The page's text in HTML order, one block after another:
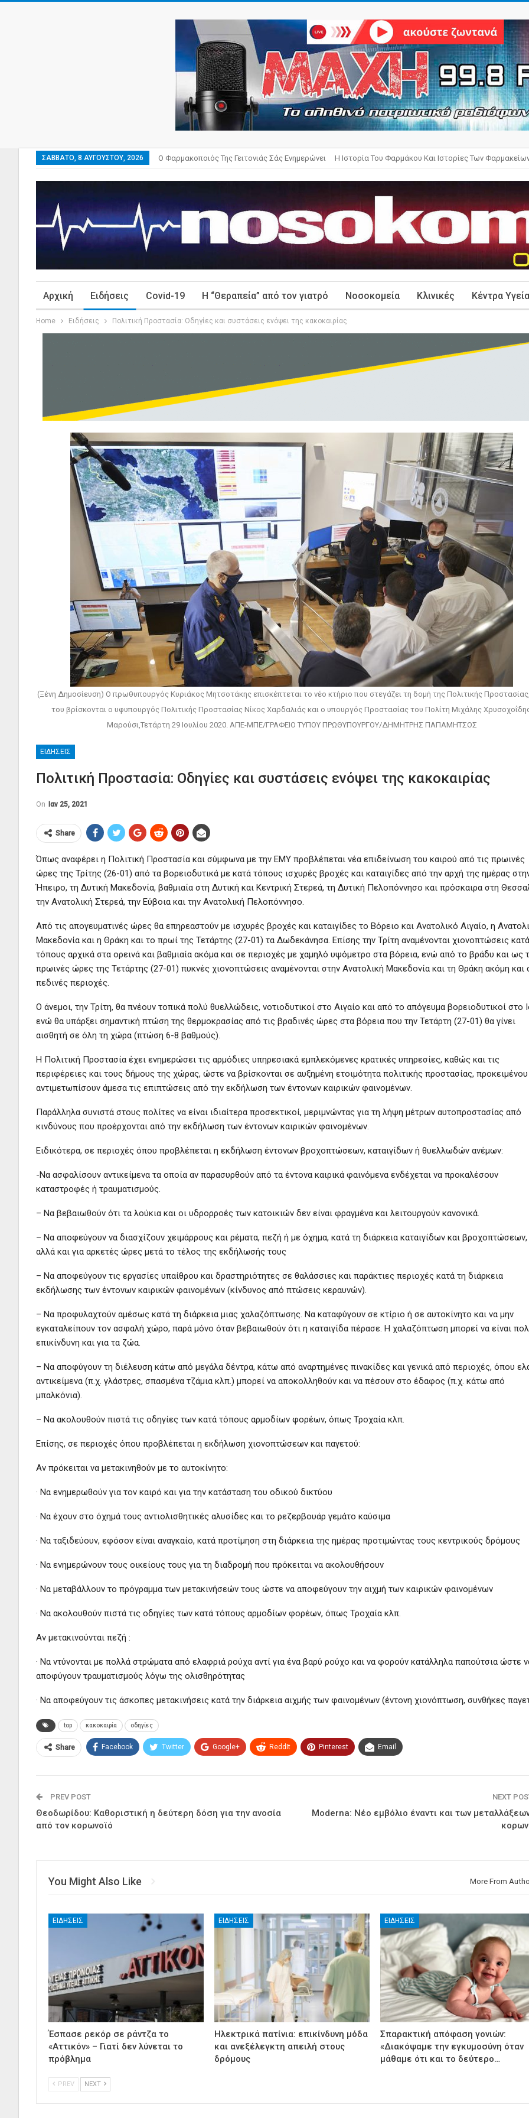
ΣΆΒΒΑΤΟ, 8 ΑΥΓΟΎΣΤΟΥ, 2026 Ο Φαρμακοποιός Της Γειτονιάς Σάς Ενημερώνει Η Ιστορία Του Φαρμάκου Και Ιστορίες Των
Αρχική Ειδήσεις Covid-19 Η “Θεραπεία” από τον γιατρό Νοσοκομεία Κλινικές Κέντρα
Home Ειδήσεις Πολιτική Προστασία: Οδηγίες και συστάσεις ενόψει της κακοκαιρίας
(Ξένη Δημοσίευση) O πρωθυπουργός Κυριάκος Μητσοτάκης επισκέπτεται το νέο κτήριο που στεγάζει τη δομή της Πολιτικής
του βρίσκονται ο υφυπουργός Πολιτικής Προστασίας Νίκος Χαρδαλιάς και ο υπουργός Προστασίας του Πολίτη Μιχάλης
Μαρούσι,Τετάρτη 29 Ιουλίου 2020. ΑΠΕ-ΜΠΕ/ΓΡΑΦΕΙΟ ΤΥΠΟΥ ΠΡΩΘΥΠΟΥΡΓΟΥ/ΔΗΜΗΤΡΗΣ ΠΑΠΑΜΗΤΣΟΣ
ΕΙΔΉΣΕΙΣ
Πολιτική Προστασία: Οδηγίες και συστάσεις ενόψει της κακοκαιρίας
On Ιαν 25, 2021
Share
Όπως αναφέρει η Πολιτική Προστασία και σύμφωνα με την ΕΜΥ προβλέπεται νέα επιδείνωση του καιρού από τις πρωινές
ώρες της Τρίτης (26-01) από τα βορειοδυτικά με κατά τόπους ισχυρές βροχές και καταιγίδες από την αρχή της ημέρας
Ήπειρο, τη Δυτική Μακεδονία, βαθμιαία στη Δυτική και Κεντρική Στερεά, τη Δυτική Πελοπόννησο και πρόσκαιρα στη
την Ανατολική Στερεά, την Εύβοια και την Ανατολική Πελοπόννησο.
Από τις απογευματινές ώρες θα επηρεαστούν με ισχυρές βροχές και καταιγίδες το Βόρειο και Ανατολικό Αιγαίο, η
Μακεδονία και η Θράκη και το πρωί της Τετάρτης (27-01) τα Δωδεκάνησα. Επίσης την Τρίτη αναμένονται χιονοπτώσεις κατά
τόπους αρχικά στα ορεινά και βαθμιαία ακόμα και σε περιοχές με χαμηλό υψόμετρο στα βόρεια, ενώ από το βράδυ και ως
πρωινές ώρες της Τετάρτης (27-01) πυκνές χιονοπτώσεις αναμένονται στην Ανατολική Μακεδονία και τη Θράκη ακόμη και
πεδινές περιοχές.
Ο άνεμοι, την Τρίτη, θα πνέουν τοπικά πολύ θυελλώδεις, νοτιοδυτικοί στο Αιγαίο και από το απόγευμα βορειοδυτικοί στο
ενώ θα υπάρξει σημαντική πτώση της θερμοκρασίας από τις βραδινές ώρες στα βόρεια που την Τετάρτη (27-01) θα γίνει
αισθητή σε όλη τη χώρα (πτώση 6-8 βαθμούς).
Η Πολιτική Προστασία έχει ενημερώσει τις αρμόδιες υπηρεσιακά εμπλεκόμενες κρατικές υπηρεσίες, καθώς και τις
περιφέρειες και τους δήμους της χώρας, ώστε να βρίσκονται σε αυξημένη ετοιμότητα πολιτικής προστασίας,
αντιμετωπίσουν άμεσα τις επιπτώσεις από την εκδήλωση των έντονων καιρικών φαινομένων.
Παράλληλα συνιστά στους πολίτες να είναι ιδιαίτερα προσεκτικοί, μεριμνώντας για τη λήψη μέτρων αυτοπροστασίας από
κινδύνους που προέρχονται από την εκδήλωση των έντονων καιρικών φαινομένων.
Ειδικότερα, σε περιοχές όπου προβλέπεται η εκδήλωση έντονων βροχοπτώσεων, καταιγίδων ή θυελλωδών ανέμων:
-Να ασφαλίσουν αντικείμενα τα οποία αν παρασυρθούν από τα έντονα καιρικά φαινόμενα ενδέχεται να προκαλέσουν
καταστροφές ή τραυματισμούς.
– Να βεβαιωθούν ότι τα λούκια και οι υδρορροές των κατοικιών δεν είναι φραγμένα και λειτουργούν κανονικά.
– Να αποφεύγουν να διασχίζουν χειμάρρους και ρέματα, πεζή ή με όχημα, κατά τη διάρκεια καταιγίδων και βροχοπτώσεων,
αλλά και για αρκετές ώρες μετά το τέλος της εκδήλωσής τους
– Να αποφεύγουν τις εργασίες υπαίθρου και δραστηριότητες σε θαλάσσιες και παράκτιες περιοχές κατά τη διάρκεια
εκδήλωσης των έντονων καιρικών φαινομένων (κίνδυνος από πτώσεις κεραυνών).
– Να προφυλαχτούν αμέσως κατά τη διάρκεια μιας χαλαζόπτωσης. Να καταφύγουν σε κτίριο ή σε αυτοκίνητο και να μην
εγκαταλείπουν τον ασφαλή χώρο, παρά μόνο όταν βεβαιωθούν ότι η καταιγίδα πέρασε. Η χαλαζόπτωση μπορεί να είναι
επικίνδυνη και για τα ζώα.
– Να αποφύγουν τη διέλευση κάτω από μεγάλα δέντρα, κάτω από αναρτημένες πινακίδες και γενικά από περιοχές, όπου
αντικείμενα (π.χ. γλάστρες, σπασμένα τζάμια κλπ.) μπορεί να αποκολληθούν και να πέσουν στο έδαφος (π.χ. κάτω από
μπαλκόνια).
– Να ακολουθούν πιστά τις οδηγίες των κατά τόπους αρμοδίων φορέων, όπως Τροχαία κλπ.
Επίσης, σε περιοχές όπου προβλέπεται η εκδήλωση χιονοπτώσεων και παγετού:
Αν πρόκειται να μετακινηθούν με το αυτοκίνητο:
· Να ενημερωθούν για τον καιρό και για την κατάσταση του οδικού δικτύου
· Να έχουν στο όχημά τους αντιολισθητικές αλυσίδες και το ρεζερβουάρ γεμάτο καύσιμα
· Να ταξιδεύουν, εφόσον είναι αναγκαίο, κατά προτίμηση στη διάρκεια της ημέρας προτιμώντας τους κεντρικούς δρόμους
· Να ενημερώνουν τους οικείους τους για τη διαδρομή που πρόκειται να ακολουθήσουν
· Να μεταβάλλουν το πρόγραμμα των μετακινήσεών τους ώστε να αποφεύγουν την αιχμή των καιρικών φαινομένων
· Να ακολουθούν πιστά τις οδηγίες των κατά τόπους αρμοδίων φορέων, όπως Τροχαία κλπ.
Αν μετακινούνται πεζή :
· Να ντύνονται με πολλά στρώματα από ελαφριά ρούχα αντί για ένα βαρύ ρούχο και να φορούν κατάλληλα παπούτσια ώστε
αποφύγουν τραυματισμούς λόγω της ολισθηρότητας
· Να αποφεύγουν τις άσκοπες μετακινήσεις κατά την διάρκεια αιχμής των φαινομένων (έντονη χιονόπτωση, συνθήκες
top κακοκαιρία οδηγίες
Share Facebook Twitter Google+ ReddIt Pinterest Email
PREV POST
Θεοδωρίδου: Καθοριστική η δεύτερη δόση για την ανοσία
από τον κορωνοϊό
NEXT
Moderna: Νέο εμβόλιο έναντι και των
You Might Also Like More From
ΕΙΔΉΣΕΙΣ
Έσπασε ρεκόρ σε ράντζα το
«Αττικόν» – Γιατί δεν λύνεται το
πρόβλημα
ΕΙΔΉΣΕΙΣ
Ηλεκτρικά πατίνια: επικίνδυνη μόδα
και ανεξέλεγκτη απειλή στους
δρόμους
ΕΙΔΉΣΕΙΣ
Σπαρακτική απόφαση γονιών:
«Διακόψαμε την εγκυμοσύνη όταν
μάθαμε ότι και το δεύτερο…
PREV NEXT